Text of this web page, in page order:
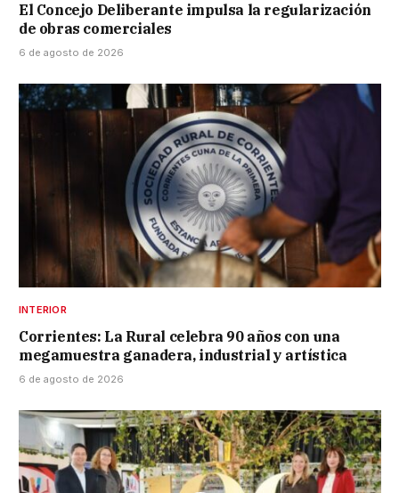
El Concejo Deliberante impulsa la regularización
de obras comerciales
6 de agosto de 2026
INTERIOR
Corrientes: La Rural celebra 90 años con una
megamuestra ganadera, industrial y artística
6 de agosto de 2026